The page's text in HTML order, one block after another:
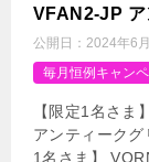
VFAN2-JP ア
公開日： 2024年6
毎月恒例キャン
【限定1名さ
アンティーク
1名さま】